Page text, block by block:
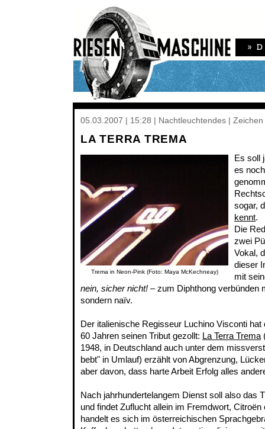
05.03.2007 | 15:28 | Nachtleuchtendes |
LA TERRA TREMA
Trema in Neon-Pink (Foto: Maya McKechneay)
Es soll
es
sogar,
kennt.
Die
zwei
Vokal,
dieser
mit
nein, sicher nicht! – zum Diphthong verbünden
sondern naïv.
Der italienische Regisseur Luchino Visconti
60 Jahren seinen Tribut gezollt: La Terra Trema
1948, in Deutschland auch unter dem
bebt" in Umlauf) erzählt von Abgrenzung,
aber davon, dass harte Arbeit Erfolg alles
Nach jahrhundertelangem Dienst soll also das
und findet Zuflucht allein im Fremdwort,
handelt es sich im österreichischen